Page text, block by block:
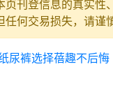
刊登信息的真实性
何交易损失，请谨
尿裤选择蓓趣不后悔